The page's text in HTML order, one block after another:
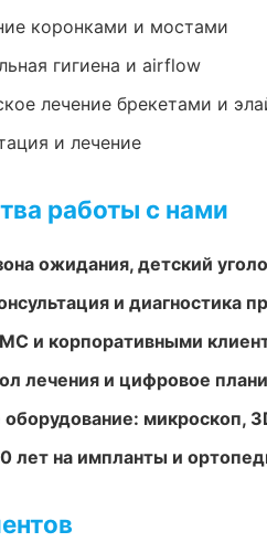
коронками и мостами
гигиена и airflow
лечение брекетами и
и лечение
работы с нами
ожидания, детский
и диагностика
и корпоративными
лечения и цифровое
микроскоп,
лет на импланты и